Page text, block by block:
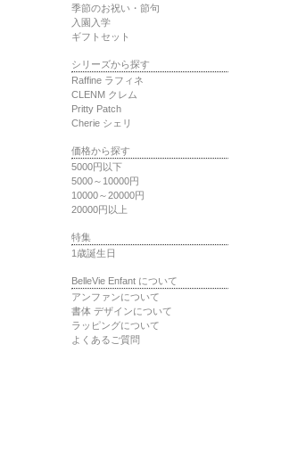
季節のお祝い・節句
入園入学
ギフトセット
シリーズから探す
Raffine ラフィネ
CLENM クレム
Pritty Patch
Cherie シェリ
価格から探す
5000円以下
5000～10000円
10000～20000円
20000円以上
特集
1歳誕生日
BelleVie Enfant について
アンファンについて
書体 デザインについて
ラッピングについて
よくあるご質問